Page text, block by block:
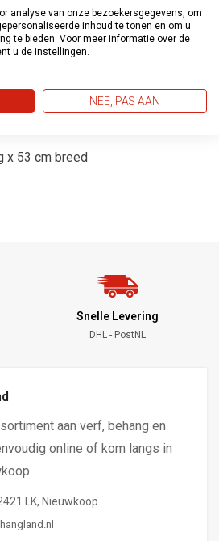
hun exclusieve stijl, hun
moderne en authentieke
en om te leven.
x 53 cm breed
Snelle Levering
DHL - PostNL
aan verf, behang en
online of kom langs in
LK, Nieuwkoop
analyse van onze bezoekersgegevens, om
inhoud te tonen en om u
te bieden. Voor meer informatie over de
u de instellingen.
NEE, PAS AAN